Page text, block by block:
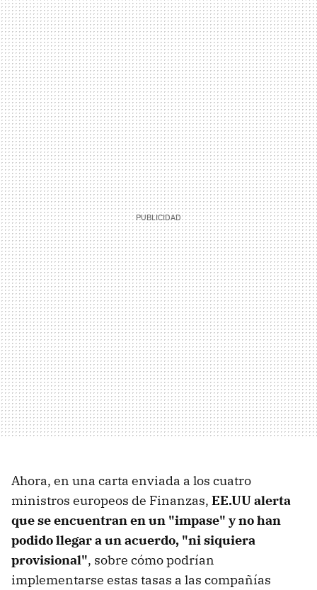
Ahora, en una carta enviada a los cuatro
ministros europeos de Finanzas, EE.UU alerta
que se encuentran en un "impase" y no han
podido llegar a un acuerdo, "ni siquiera
provisional", sobre cómo podrían
implementarse estas tasas a las compañías